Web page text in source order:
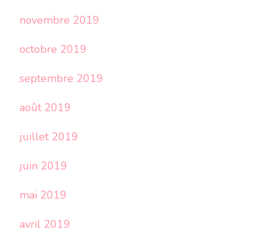
novembre 2019
octobre 2019
septembre 2019
août 2019
juillet 2019
juin 2019
mai 2019
avril 2019